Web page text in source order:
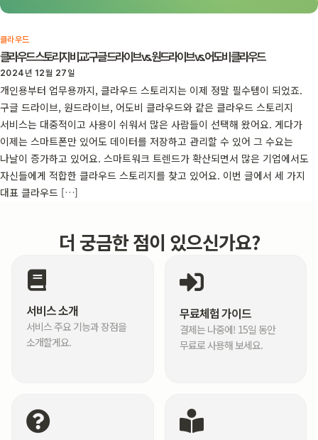
클라우드
클라우드 스토리지 비교: 구글 드라이브 vs. 원드라이브 vs. 어도비 클라우드
2024년 12월 27일
개인용부터 업무용까지, 클라우드 스토리지는 이제 정말 필수템이 되었죠.
구글 드라이브, 원드라이브, 어도비 클라우드와 같은 클라우드 스토리지
서비스는 대중적이고 사용이 쉬워서 많은 사람들이 선택해 왔어요. 게다가
이제는 스마트폰만 있어도 데이터를 저장하고 관리할 수 있어 그 수요는
나날이 증가하고 있어요. 스마트워크 트렌드가 확산되면서 많은 기업에서도
자신들에게 적합한 클라우드 스토리지를 찾고 있어요. 이번 글에서 세 가지
대표 클라우드 […]
더 궁금한 점이 있으신가요?
서비스 소개
서비스 주요 기능과 장점을
소개할게요.
무료체험 가이드
결제는 나중에! 15일 동안
무료로 사용해 보세요.